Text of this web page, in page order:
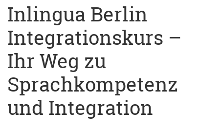
Inlingua Berlin
Integrationskurs –
Ihr Weg zu
Sprachkompetenz
und Integration